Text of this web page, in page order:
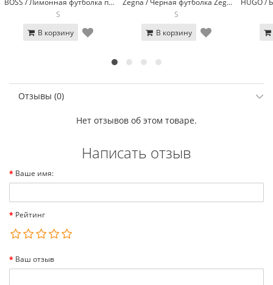
S
В корзину
S
В корзину
Отзывы (0)
Нет отзывов об этом товаре.
Написать отзыв
Ваше имя:
Рейтинг
Ваш отзыв